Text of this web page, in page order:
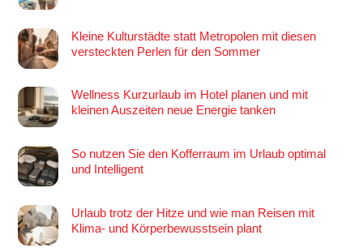
Kleine Kulturstädte statt Metropolen mit diesen
versteckten Perlen für den Sommer
Wellness Kurzurlaub im Hotel planen und mit
kleinen Auszeiten neue Energie tanken
So nutzen Sie den Kofferraum im Urlaub optimal
und Intelligent
Urlaub trotz der Hitze und wie man Reisen mit
Klima- und Körperbewusstsein plant